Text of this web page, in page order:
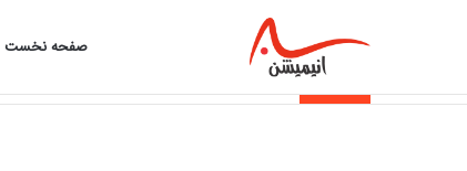
صفحه نخست
خبر فوری
از تورم تا اقساط؛ چرا بازار وام داغ شد؟